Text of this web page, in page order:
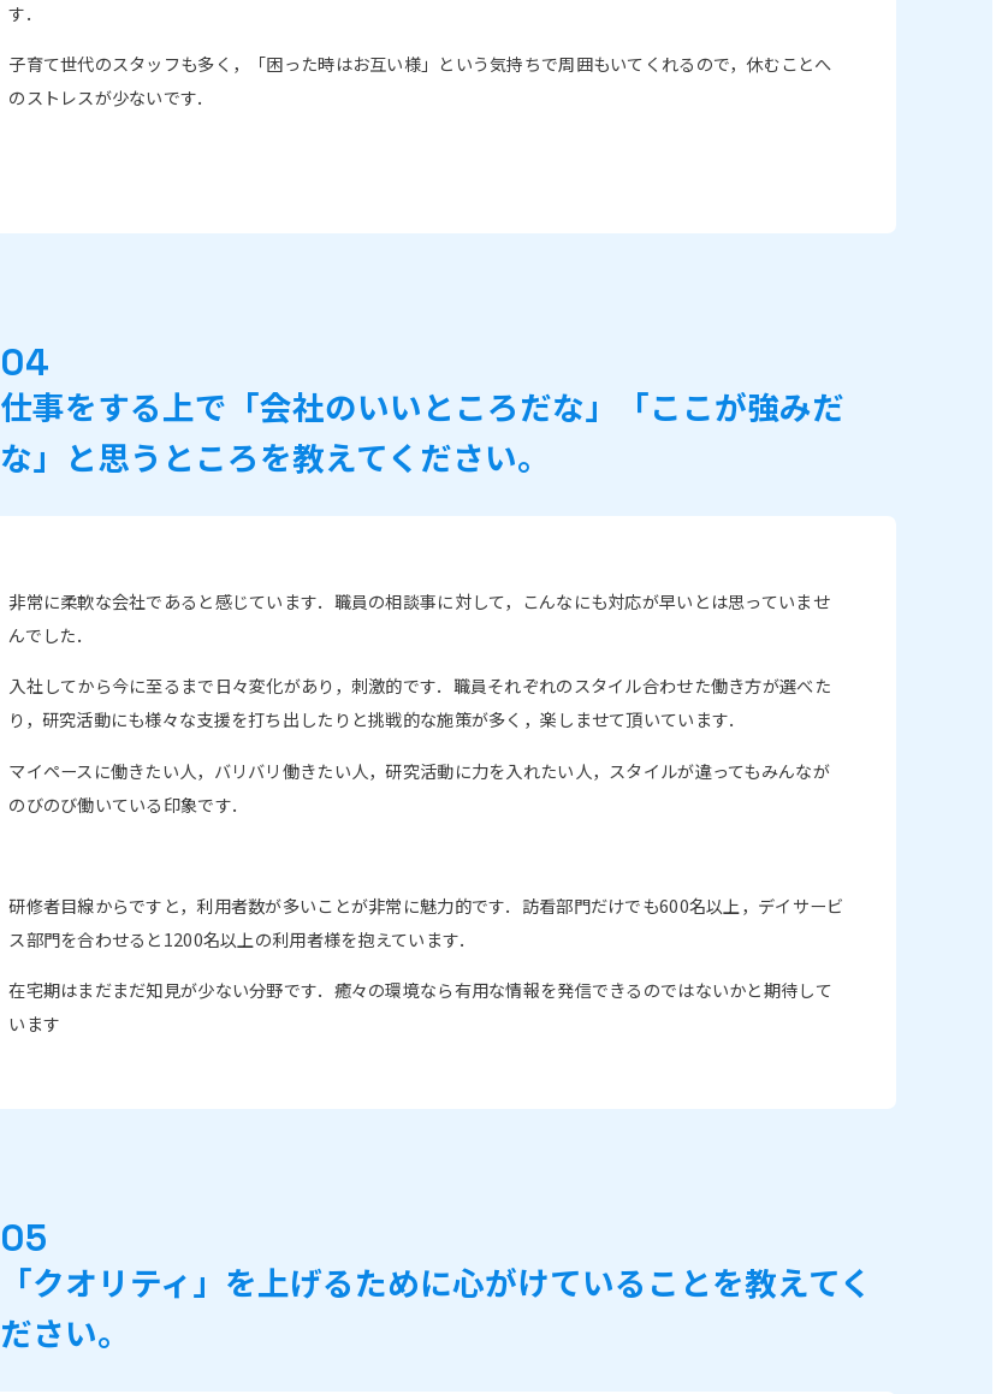
す．
子育て世代のスタッフも多く，「困った時はお互い様」という気持ちで周囲もいてくれるので，休むことへ
のストレスが少ないです．
仕事をする上で「会社のいいところだな」「ここが強みだ
な」と思うところを教えてください。
非常に柔軟な会社であると感じています．職員の相談事に対して，こんなにも対応が早いとは思っていませ
んでした．
入社してから今に至るまで日々変化があり，刺激的です．職員それぞれのスタイル合わせた働き方が選べた
り，研究活動にも様々な支援を打ち出したりと挑戦的な施策が多く，楽しませて頂いています．
マイペースに働きたい人，バリバリ働きたい人，研究活動に力を入れたい人，スタイルが違ってもみんなが
のびのび働いている印象です．
研修者目線からですと，利用者数が多いことが非常に魅力的です．訪看部門だけでも600名以上，デイサービ
ス部門を合わせると1200名以上の利用者様を抱えています．
在宅期はまだまだ知見が少ない分野です．癒々の環境なら有用な情報を発信できるのではないかと期待して
います
「クオリティ」を上げるために心がけていることを教えてく
ださい。